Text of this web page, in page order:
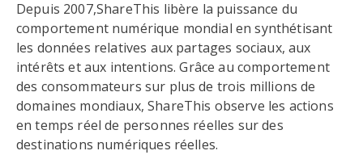
Depuis 2007,ShareThis libère la puissance du
comportement numérique mondial en synthétisant
les données relatives aux partages sociaux, aux
intérêts et aux intentions. Grâce au comportement
des consommateurs sur plus de trois millions de
domaines mondiaux, ShareThis observe les actions
en temps réel de personnes réelles sur des
destinations numériques réelles.